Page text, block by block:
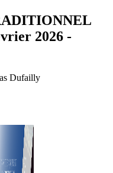
2026 -
Dufailly